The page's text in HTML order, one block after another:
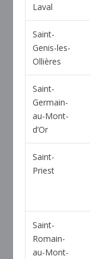
Laval
Saint-
Genis-les-
Ollières
Saint-
Germain-
au-Mont-
d’Or
Saint-
Priest
Saint-
Romain-
au-Mont-